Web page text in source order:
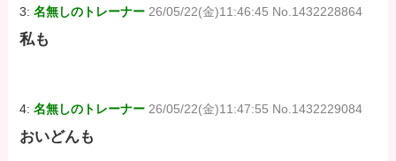
3:名無しのトレーナー 26/05/22(金)11:46:45 No.1432228864
私も
4:名無しのトレーナー 26/05/22(金)11:47:55 No.1432229084
おいどんも